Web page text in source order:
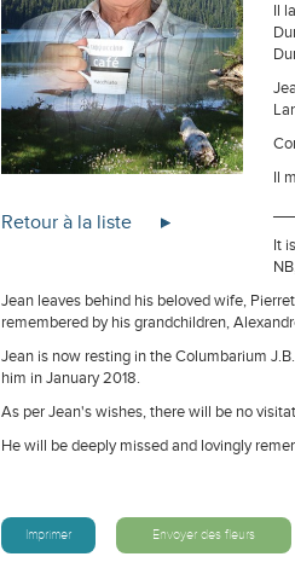
Retour à la liste
Il
Il
It
Jean leaves behind his beloved wife,
remembered by his grandchildren,
Jean is now resting in the Columbarium
him in January 2018.
As per Jean's wishes, there will be no
He will be deeply missed and lovingly
Imprimer Envoyer des fleurs